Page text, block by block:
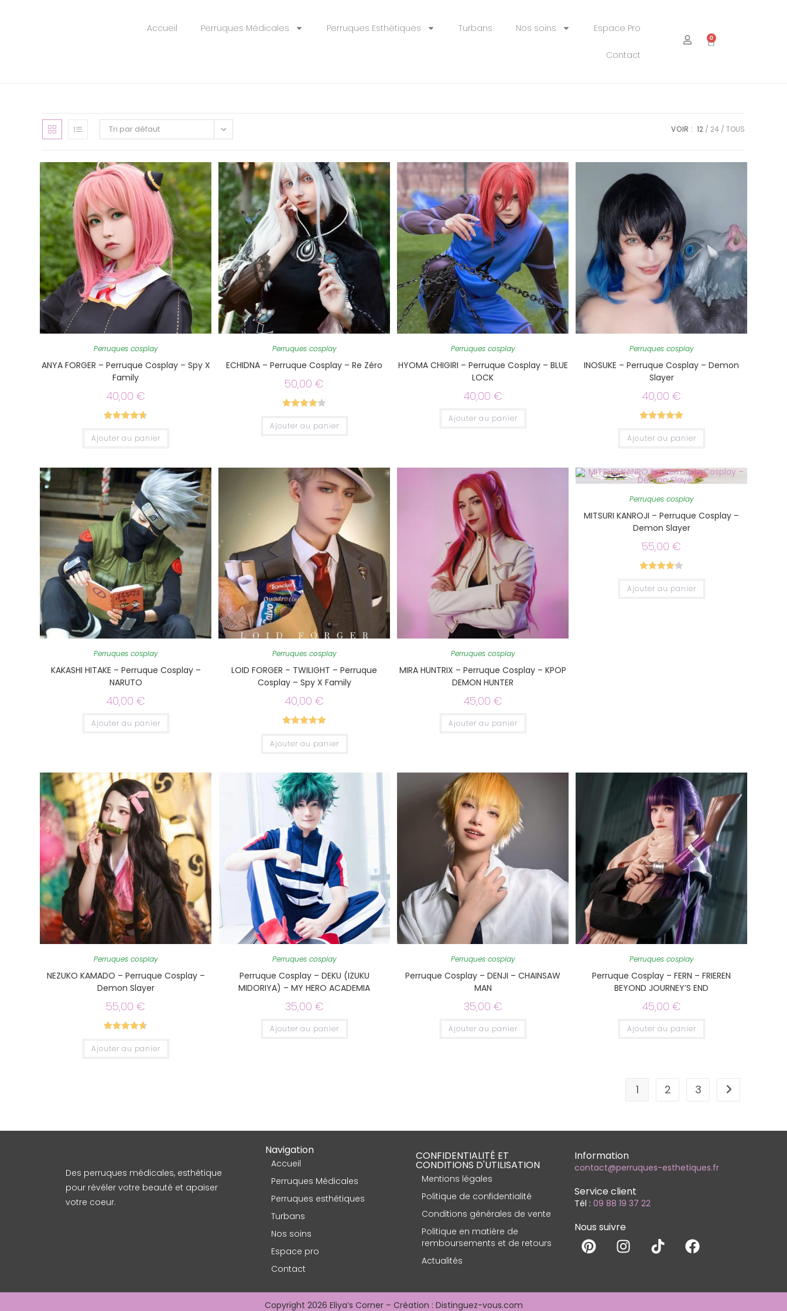
Accueil Perruques Médicales Perruques Esthétiques Turbans Nos soins Espace Pro
Contact
0
Tri par défaut VOIR : 12 24 TOUS
Perruques cosplay
ANYA FORGER – Perruque Cosplay – Spy X
Family
40,00 €
Note4.67
sur 5
Ajouter au panier
Perruques cosplay
ECHIDNA – Perruque Cosplay – Re Zéro
50,00 €
Note4.00
sur 5
Ajouter au panier
Perruques cosplay
HYOMA CHIGIRI – Perruque Cosplay – BLUE
LOCK
40,00 €
Ajouter au panier
Perruques cosplay
INOSUKE – Perruque Cosplay – Demon
Slayer
40,00 €
Note5.00
sur 5
Ajouter au panier
Perruques cosplay
KAKASHI HITAKE – Perruque Cosplay –
NARUTO
40,00 €
Ajouter au panier
Perruques cosplay
LOID FORGER – TWILIGHT – Perruque
Cosplay – Spy X Family
40,00 €
Note5.00
sur 5
Ajouter au panier
Perruques cosplay
MIRA HUNTRIX – Perruque Cosplay – KPOP
DEMON HUNTER
45,00 €
Ajouter au panier
Perruques cosplay
MITSURI KANROJI – Perruque Cosplay –
Demon Slayer
55,00 €
Note4.25
sur 5
Ajouter au panier
Perruques cosplay
NEZUKO KAMADO – Perruque Cosplay –
Demon Slayer
55,00 €
Note4.67
sur 5
Ajouter au panier
Perruques cosplay
Perruque Cosplay – DEKU (IZUKU
MIDORIYA) – MY HERO ACADEMIA
35,00 €
Ajouter au panier
Perruques cosplay
Perruque Cosplay – DENJI – CHAINSAW
MAN
35,00 €
Ajouter au panier
Perruques cosplay
Perruque Cosplay – FERN – FRIEREN
BEYOND JOURNEY’S END
45,00 €
Ajouter au panier
1 2 3
Des perruques médicales, esthétique
pour révéler votre beauté et apaiser
votre coeur.
Navigation
Accueil
Perruques Médicales
Perruques esthétiques
Turbans
Nos soins
Espace pro
Contact
CONFIDENTIALITÉ ET
CONDITIONS D'UTILISATION
Mentions légales
Politique de confidentialité
Conditions générales de vente
Politique en matière de
remboursements et de retours
Actualités
Information
contact@perruques-esthetiques.fr
Service client
Tél : 09 88 19 37 22
Nous suivre
Copyright 2026 Eliya’s Corner – Création : Distinguez-vous.com